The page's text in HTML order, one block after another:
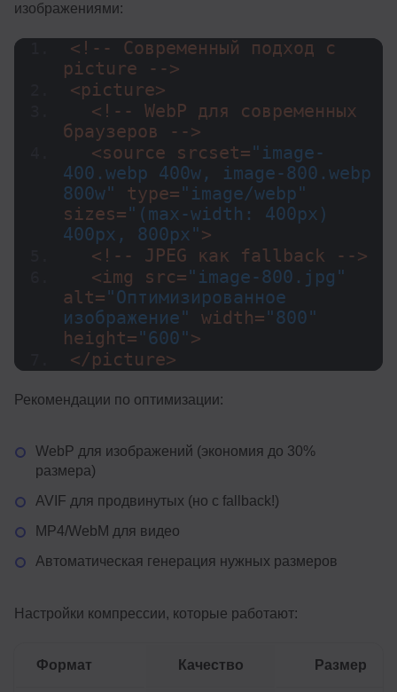
изображениями:
<!-- Современный подход с
picture -->
<picture>
  <!-- WebP для современных
браузеров -->
  <source srcset=
"image-
400.webp 400w, image-800.webp
800w"
type="image/webp"
sizes="(max-width: 400px)
400px, 800px">
  <!-- JPEG как fallback -->
  <img src=
"image-800.jpg"
alt="Оптимизированное
изображение"
width="800"
height="600">
</picture>
Рекомендации по оптимизации:
WebP для изображений (экономия до 30%
размера)
AVIF для продвинутых (но с fallback!)
MP4/WebM для видео
Автоматическая генерация нужных размеров
Настройки компрессии, которые работают:
Формат Качество Размер